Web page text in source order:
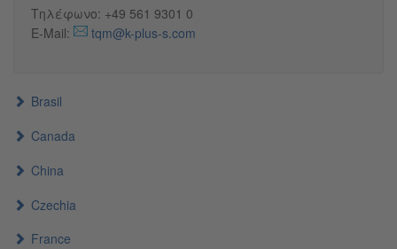
Τηλέφωνο: +49 561 9301 0
E-Mail:
tqm@k-plus-s.com
Brasil
Canada
China
Czechia
France